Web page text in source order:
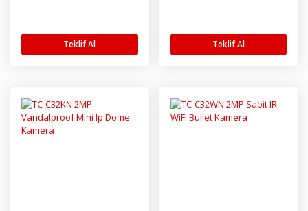
Teklif Al Teklif Al